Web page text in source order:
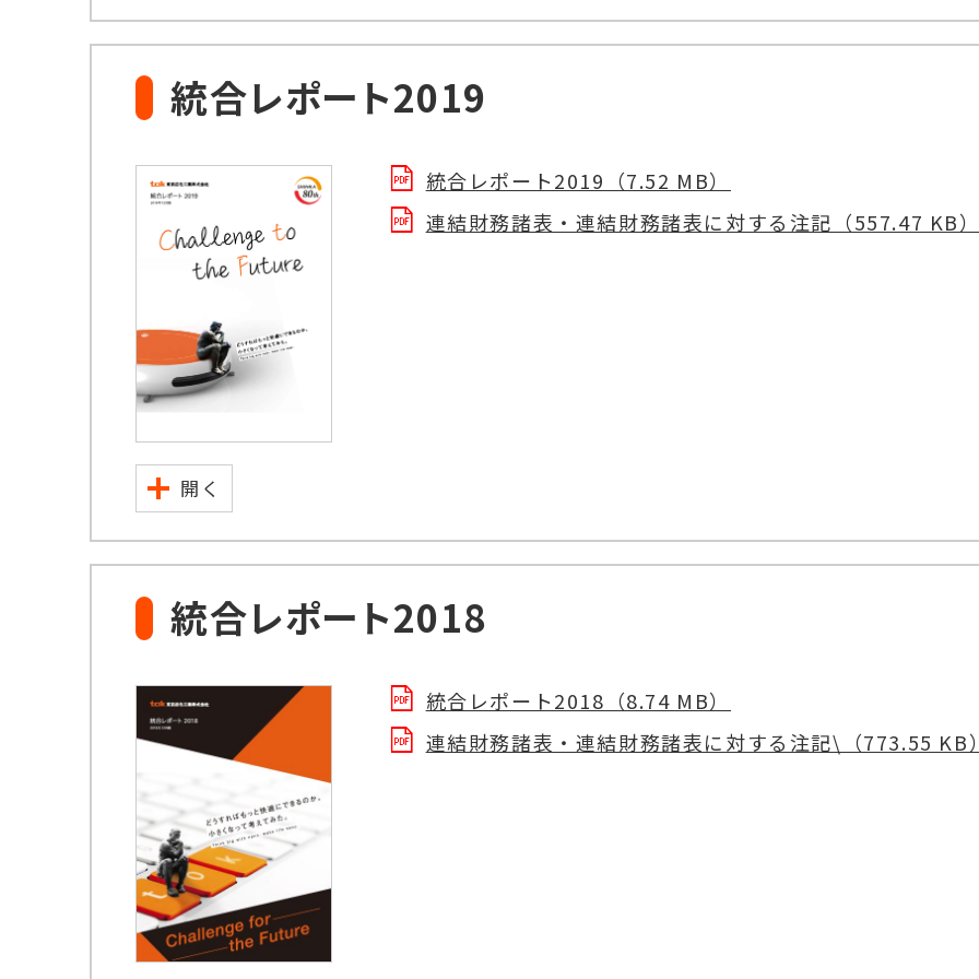
統合レポート2019
統合レポート2019（7.52 MB）
連結財務諸表・連結財務諸表に対する注記（557.47 KB
統合レポート2018
統合レポート2018（8.74 MB）
連結財務諸表・連結財務諸表に対する注記\（773.55 KB